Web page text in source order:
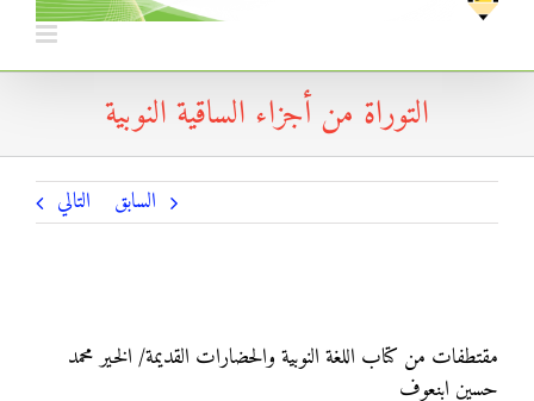
التوراة من أجزاء الساقية النوبية
السابق التالي
مقتطفات من كتاب اللغة النوبية والحضارات القديمة/ الخير محمد
حسين ابنعوف